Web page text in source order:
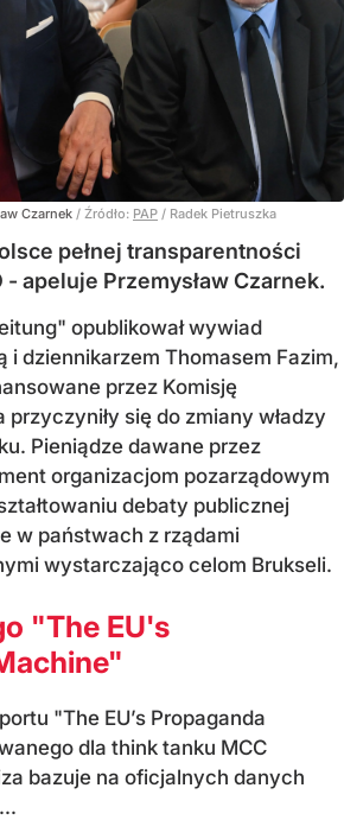
Czarnek / Źródło: PAP / Radek Pietruszka
pełnej transparentności
apeluje Przemysław Czarnek.
opublikował wywiad
i dziennikarzem Thomasem Fazim,
przez Komisję
przyczyniły się do zmiany władzy
Pieniądze dawane przez
organizacjom pozarządowym
debaty publicznej
w państwach z rządami
wystarczająco celom Brukseli.
"The EU's
"The EU’s Propaganda
dla think tanku MCC
bazuje na oficjalnych danych